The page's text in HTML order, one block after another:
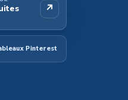
↗
Pinterest